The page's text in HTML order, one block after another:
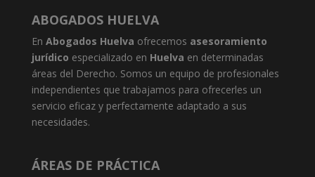
ABOGADOS HUELVA
En Abogados Huelva ofrecemos asesoramiento
jurídico especializado en Huelva en determinadas
áreas del Derecho. Somos un equipo de profesionales
independientes que trabajamos para ofrecerles un
servicio eficaz y perfectamente adaptado a sus
necesidades.
ÁREAS DE PRÁCTICA